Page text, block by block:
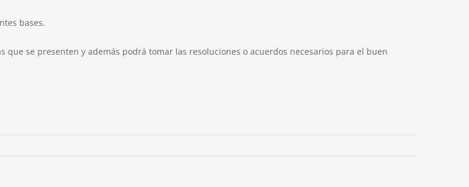
bases.
se presenten y además podrá tomar las resoluciones o acuerdos necesarios para el buen